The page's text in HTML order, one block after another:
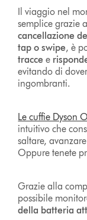
Il viaggio nel
semplice grazie
cancellazione
tap o swipe, è
tracce e
evitando di
ingombranti.
Le cuffie Dyson
intuitivo che
saltare,
Oppure tenete
Grazie alla
possibile
della batteria